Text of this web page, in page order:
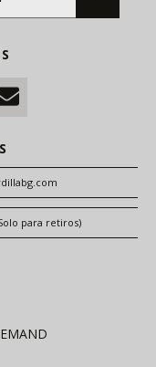
para retiros)